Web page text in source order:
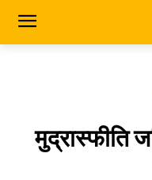
मुद्रास्फीति